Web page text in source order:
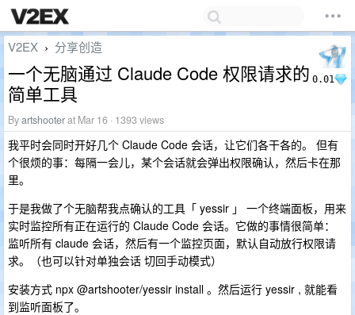
0.01
V2EX › 分享创造
一个无脑通过 Claude Code 权限请求的
简单工具
Byartshooterat Mar 16 · 1393 views
我平时会同时开好几个 Claude Code 会话，让它们各干各的。 但有
个很烦的事：每隔一会儿，某个会话就会弹出权限确认，然后卡在那
里。
于是我做了个无脑帮我点确认的工具「 yessir 」 一个终端面板，用来
实时监控所有正在运行的 Claude Code 会话。它做的事情很简单：
监听所有 claude 会话，然后有一个监控页面，默认自动放行权限请
求。（也可以针对单独会话 切回手动模式）
安装方式 npx @artshooter/yessir install 。然后运行 yessir , 就能看
到监听面板了。